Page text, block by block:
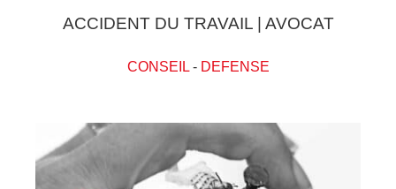
ACCIDENT DU TRAVAIL | AVOCAT
CONSEIL- DEFENSE